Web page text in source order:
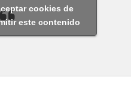
cookies de
este contenido